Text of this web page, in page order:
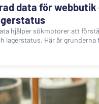
data för webbutik
hjälper sökmotorer att
lagerstatus. Här är